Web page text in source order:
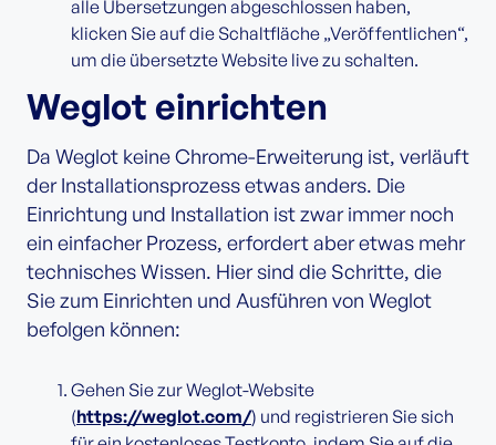
alle Übersetzungen abgeschlossen haben,
klicken Sie auf die Schaltfläche „Veröffentlichen“,
um die übersetzte Website live zu schalten.
Weglot einrichten
Da Weglot keine Chrome-Erweiterung ist, verläuft
der Installationsprozess etwas anders. Die
Einrichtung und Installation ist zwar immer noch
ein einfacher Prozess, erfordert aber etwas mehr
technisches Wissen. Hier sind die Schritte, die
Sie zum Einrichten und Ausführen von Weglot
befolgen können:
Gehen Sie zur Weglot-Website
(https://weglot.com/) und registrieren Sie sich